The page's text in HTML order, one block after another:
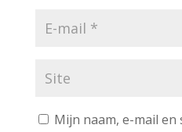
Mijn naam, e-mail en